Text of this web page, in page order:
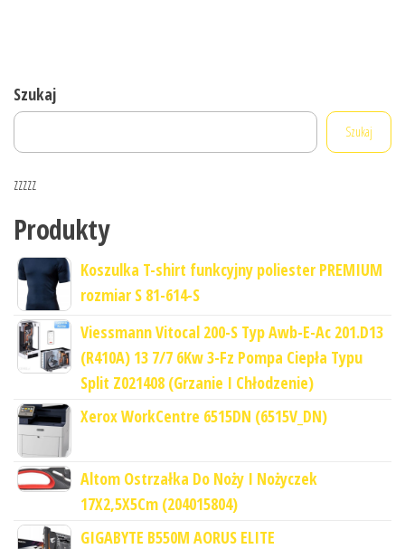
Szukaj
Szukaj
zzzzz
Produkty
Koszulka T-shirt funkcyjny poliester PREMIUM
rozmiar S 81-614-S
Viessmann Vitocal 200-S Typ Awb-E-Ac 201.D13
(R410A) 13 7/7 6Kw 3-Fz Pompa Ciepła Typu
Split Z021408 (Grzanie I Chłodzenie)
Xerox WorkCentre 6515DN (6515V_DN)
Altom Ostrzałka Do Noży I Nożyczek
17X2,5X5Cm (204015804)
GIGABYTE B550M AORUS ELITE